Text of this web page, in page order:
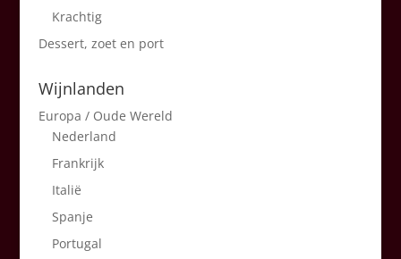
Krachtig
Dessert, zoet en port
Wijnlanden
Europa / Oude Wereld
Nederland
Frankrijk
Italië
Spanje
Portugal